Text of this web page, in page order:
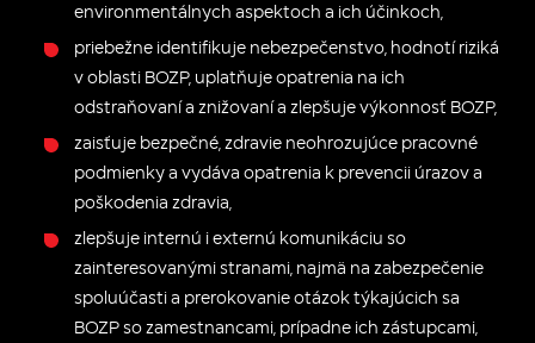
environmentálnych aspektoch a ich účinkoch,
priebežne identifikuje nebezpečenstvo, hodnotí riziká
v oblasti BOZP, uplatňuje opatrenia na ich
odstraňovaní a znižovaní a zlepšuje výkonnosť BOZP,
zaisťuje bezpečné, zdravie neohrozujúce pracovné
podmienky a vydáva opatrenia k prevencii úrazov a
poškodenia zdravia,
zlepšuje internú i externú komunikáciu so
zainteresovanými stranami, najmä na zabezpečenie
spoluúčasti a prerokovanie otázok týkajúcich sa
BOZP so zamestnancami, prípadne ich zástupcami,